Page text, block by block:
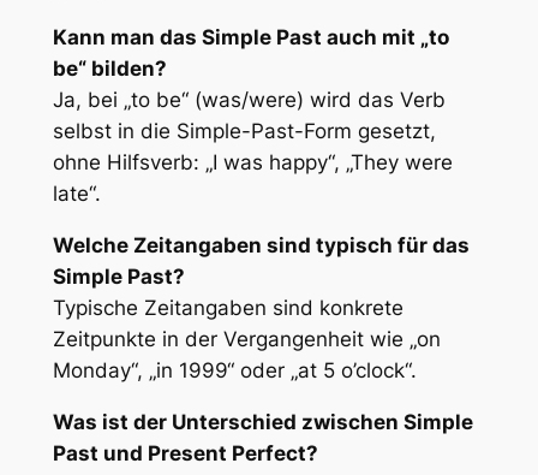
Kann man das Simple Past auch mit „to
be“ bilden?
Ja, bei „to be“ (was/were) wird das Verb
selbst in die Simple-Past-Form gesetzt,
ohne Hilfsverb: „I was happy“, „They were
late“.
Welche Zeitangaben sind typisch für das
Simple Past?
Typische Zeitangaben sind konkrete
Zeitpunkte in der Vergangenheit wie „on
Monday“, „in 1999“ oder „at 5 o’clock“.
Was ist der Unterschied zwischen Simple
Past und Present Perfect?